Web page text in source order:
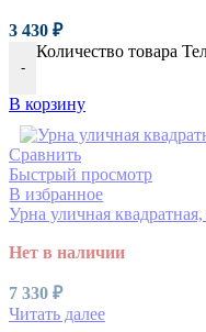
3 430 ₽
-
Количество товара
В корзину
Сравнить
Быстрый просмотр
В избранное
Урна уличная
Нет в наличии
7 330 ₽
Читать далее